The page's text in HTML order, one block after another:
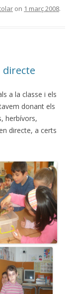
on 1 març 2008.
directe
a la classe i els
donant els
herbívors,
directe, a certs